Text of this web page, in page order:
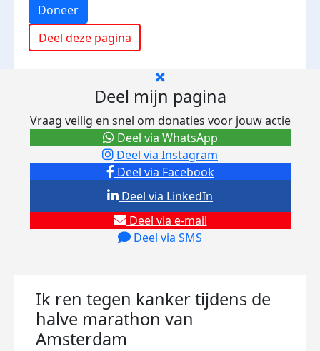
Doneer
Deel deze pagina
Deel mijn pagina
Vraag veilig en snel om donaties voor jouw actie
Deel via Facebook
Deel via Instagram
Deel via e-mail
Deel via SMS
Deel via LinkedIn
Deel via WhatsApp
Ik ren tegen kanker tijdens de
halve marathon van
Amsterdam